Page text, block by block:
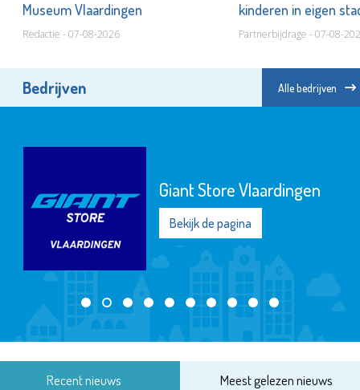
Museum Vlaardingen
Redactie - 07-08-2026
kinderen in eigen
Partnerbijdrage - 07-08-
Bedrijven Alle bedrijven
Giant Store Vlaardingen
Bekijk de pagina
Recent nieuws Meest gelezen nieuws